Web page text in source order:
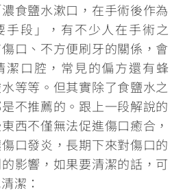
食鹽水漱口，在手術後作為
手段」，有不少人在手術之
口、不方便刷牙的關係，會
潔口腔，常見的偏方還有蜂
等等。但其實除了食鹽水之
不推薦的。跟上一段解說的
西不僅無法促進傷口癒合，
口發炎，長期下來對傷口的
影響 ，如果要清潔的話，可
潔：